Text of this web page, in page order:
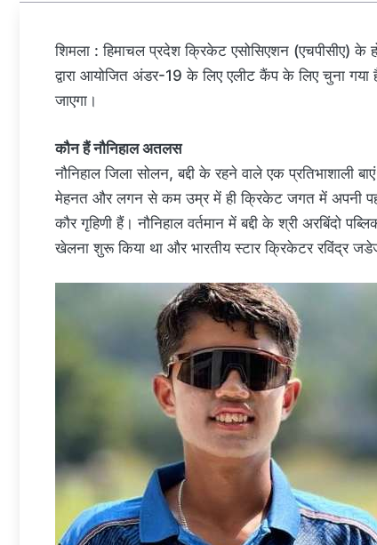
शिमला : हिमाचल प्रदेश क्रिकेट एसोसिएशन (एचपीसीए) के
द्वारा आयोजित अंडर-19 के लिए एलीट कैंप के लिए चुना
जाएगा।
कौन हैं नौनिहाल अतलस
नौनिहाल जिला सोलन, बद्दी के रहने वाले एक प्रतिभाशाली
मेहनत और लगन से कम उम्र में ही क्रिकेट जगत में अपनी
कौर गृहिणी हैं। नौनिहाल वर्तमान में बद्दी के श्री अरबिंदो
खेलना शुरू किया था और भारतीय स्टार क्रिकेटर रविंद्र